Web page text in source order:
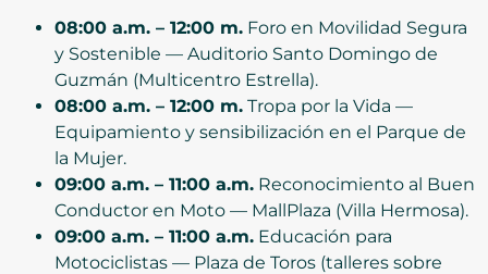
08:00 a.m. – 12:00 m. Foro en Movilidad Segura
y Sostenible — Auditorio Santo Domingo de
Guzmán (Multicentro Estrella).
08:00 a.m. – 12:00 m. Tropa por la Vida —
Equipamiento y sensibilización en el Parque de
la Mujer.
09:00 a.m. – 11:00 a.m. Reconocimiento al Buen
Conductor en Moto — MallPlaza (Villa Hermosa).
09:00 a.m. – 11:00 a.m. Educación para
Motociclistas — Plaza de Toros (talleres sobre